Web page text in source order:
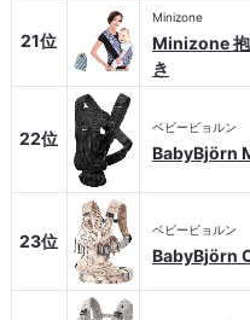
21位
Minizone
Minizone
き
22位
ベビービョルン
BabyBjörn
23位
ベビービョルン
BabyBjörn